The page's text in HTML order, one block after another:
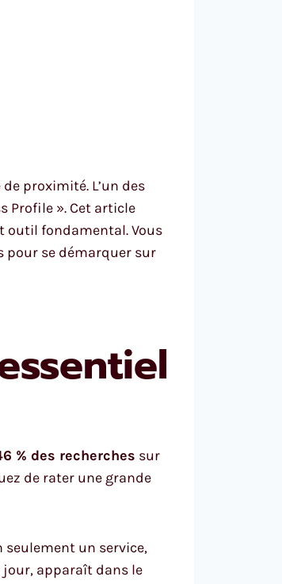
proximité. L’un des
Profile ». Cet article
outil fondamental. Vous
pour se démarquer sur
% des recherches sur
de rater une grande
seulement un service,
jour, apparaît dans le